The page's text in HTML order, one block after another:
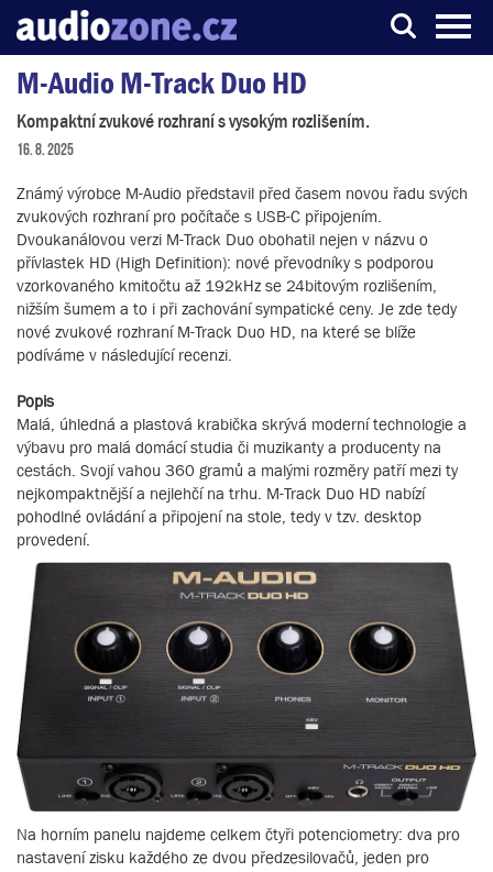
Server o digitálním zpracování zvuku
M-Audio M-Track Duo HD
Kompaktní zvukové rozhraní s vysokým rozlišením.
16. 8. 2025
Známý výrobce M-Audio představil před časem novou řadu svých
zvukových rozhraní pro počítače s USB-C připojením.
Dvoukanálovou verzi M-Track Duo obohatil nejen v názvu o
přívlastek HD (High Definition): nové převodníky s podporou
vzorkovaného kmitočtu až 192kHz se 24bitovým rozlišením,
nižším šumem a to i při zachování sympatické ceny. Je zde tedy
nové zvukové rozhraní M-Track Duo HD, na které se blíže
podíváme v následující recenzi.
Popis
Malá, úhledná a plastová krabička skrývá moderní technologie a
výbavu pro malá domácí studia či muzikanty a producenty na
cestách. Svojí vahou 360 gramů a malými rozměry patří mezi ty
nejkompaktnější a nejlehčí na trhu. M-Track Duo HD nabízí
pohodlné ovládání a připojení na stole, tedy v tzv. desktop
provedení.
Na horním panelu najdeme celkem čtyři potenciometry: dva pro
nastavení zisku každého ze dvou předzesilovačů, jeden pro